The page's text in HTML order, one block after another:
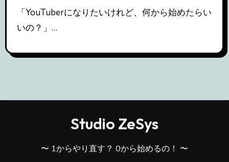
「YouTuberになりたいけれど、何から始めたらい
いの？」…
Studio ZeSys
〜 1からやり直す？ 0から始めるの！ 〜